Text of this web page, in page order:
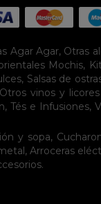
Agar Agar, Otras
Mochis,
, Salsas de
Otros vinos y
, Tés e Infusiones,
y sopa,
,Arroceras
.